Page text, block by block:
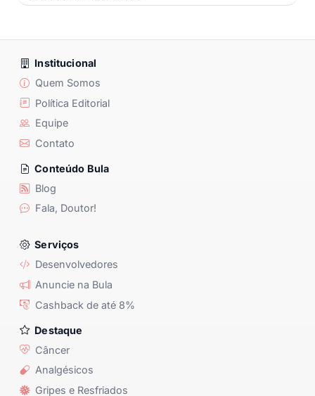
Institucional
Quem Somos
Política Editorial
Equipe
Contato
Conteúdo Bula
Blog
Fala, Doutor!
Serviços
Desenvolvedores
Anuncie na Bula
Cashback de até 8%
Destaque
Câncer
Analgésicos
Gripes e Resfriados